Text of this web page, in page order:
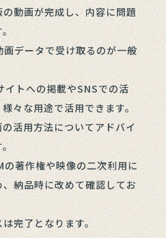
動画が完成し、内容に問題
データで受け取るのが一般
トへの掲載やSNSでの活
々な用途で活用できます。
活用方法についてアドバイ
著作権や映像の二次利用に
納品時に改めて確認してお
完了となります。